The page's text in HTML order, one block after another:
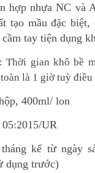
hợp nhựa NC và
tạo mầu đặc biệt,
tay tiện dụng
Thời gian khô bề
là 1 giờ tuỳ
400ml/ lon
UR
kể từ ngày
dụng trước)